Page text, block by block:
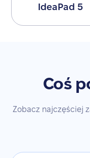
IdeaPad 5
Coś
Zobacz najczęściej